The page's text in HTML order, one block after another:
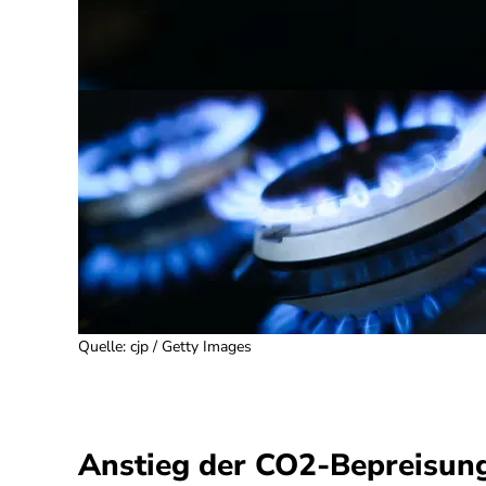
Quelle: cjp / Getty Images
Anstieg der CO2-